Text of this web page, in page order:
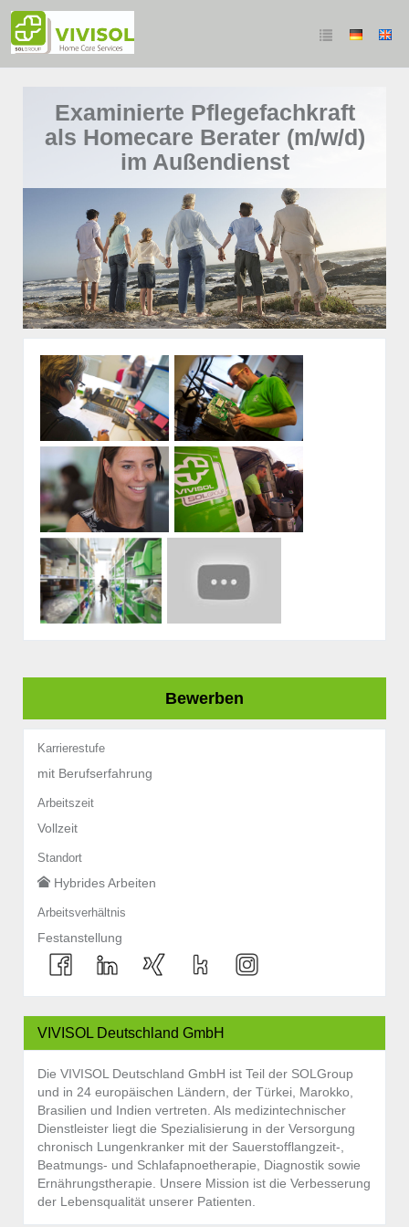
Examinierte Pflegefachkraft
als Homecare Berater (m/w/d)
im Außendienst
Bewerben
Karrierestufe
mit Berufserfahrung
Arbeitszeit
Vollzeit
Standort
Hybrides Arbeiten
Arbeitsverhältnis
Festanstellung
VIVISOL Deutschland GmbH
Die VIVISOL Deutschland GmbH ist Teil der SOLGroup
und in 24 europäischen Ländern, der Türkei, Marokko,
Brasilien und Indien vertreten. Als medizintechnischer
Dienstleister liegt die Spezialisierung in der Versorgung
chronisch Lungenkranker mit der Sauerstofflangzeit-,
Beatmungs- und Schlafapnoetherapie, Diagnostik sowie
Ernährungstherapie. Unsere Mission ist die Verbesserung
der Lebensqualität unserer Patienten.